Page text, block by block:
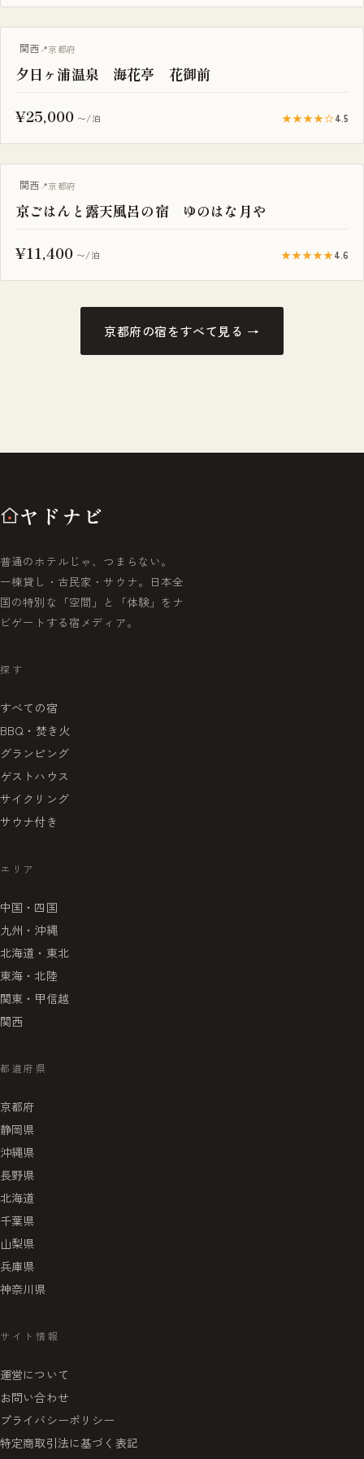
露天風呂付き客室
関西 京都府
夕日ヶ浦温泉 海花亭 花御前
¥25,000 〜/泊 ★★★★☆4.5
露天風呂付き客室
関西 京都府
京ごはんと露天風呂の宿 ゆのはな月や
¥11,400 〜/泊 ★★★★★4.6
京都府の宿をすべて見る →
ヤドナビ
普通のホテルじゃ、つまらない。
一棟貸し・古民家・サウナ。日本全
国の特別な「空間」と「体験」をナ
ビゲートする宿メディア。
探す
すべての宿
BBQ・焚き火
グランピング
ゲストハウス
サイクリング
サウナ付き
エリア
中国・四国
九州・沖縄
北海道・東北
東海・北陸
関東・甲信越
関西
都道府県
京都府
静岡県
沖縄県
長野県
北海道
千葉県
山梨県
兵庫県
神奈川県
サイト情報
運営について
お問い合わせ
プライバシーポリシー
特定商取引法に基づく表記